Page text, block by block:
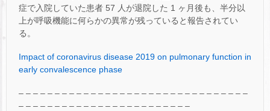
症で入院していた患者 57 人が退院した 1 ヶ月後も、半分以
上が呼吸機能に何らかの異常が残っていると報告されてい
る。
Impact of coronavirus disease 2019 on pulmonary function in
early convalescence phase
– – – – – – – – – – – – – – – – – – – – – – – – – – – – – – – –
– – – – – – – – – – – – – – – – – – – – – – – –